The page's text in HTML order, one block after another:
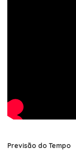
Previsão do Tempo